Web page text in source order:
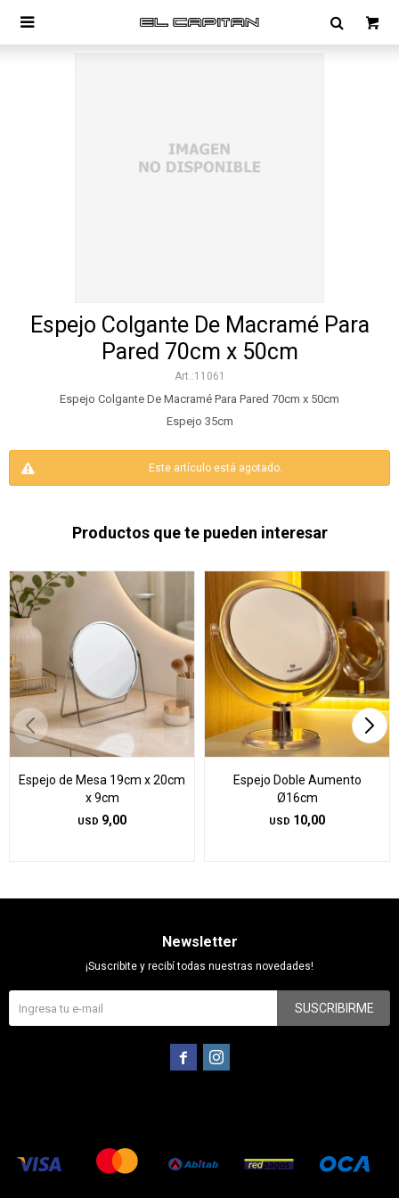

Espejo Colgante De Macramé Para
Pared 70cm x 50cm
11061
Espejo Colgante De Macramé Para Pared 70cm x 50cm
Espejo 35cm
Este artículo está agotado.
Productos que te pueden interesar
Espejo de Mesa 19cm x 20cm
x 9cm
USD 9,00
Espejo Doble Aumento
Ø16cm
USD 10,00
Newsletter
¡Suscribite y recibí todas nuestras novedades!
SUSCRIBIRME
 